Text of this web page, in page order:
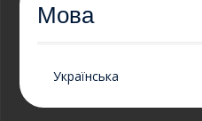
Мова
Українська